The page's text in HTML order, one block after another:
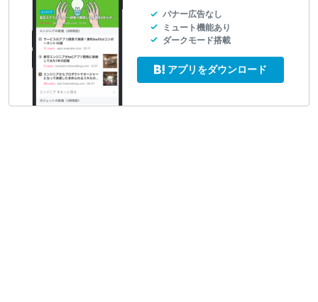
バナー広告なし
ミュート機能あり
ダークモード搭載
アプリをダウンロード